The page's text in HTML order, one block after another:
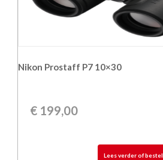
Nikon Prostaff P7 10×30
€ 199,00
Lees verder of bestel